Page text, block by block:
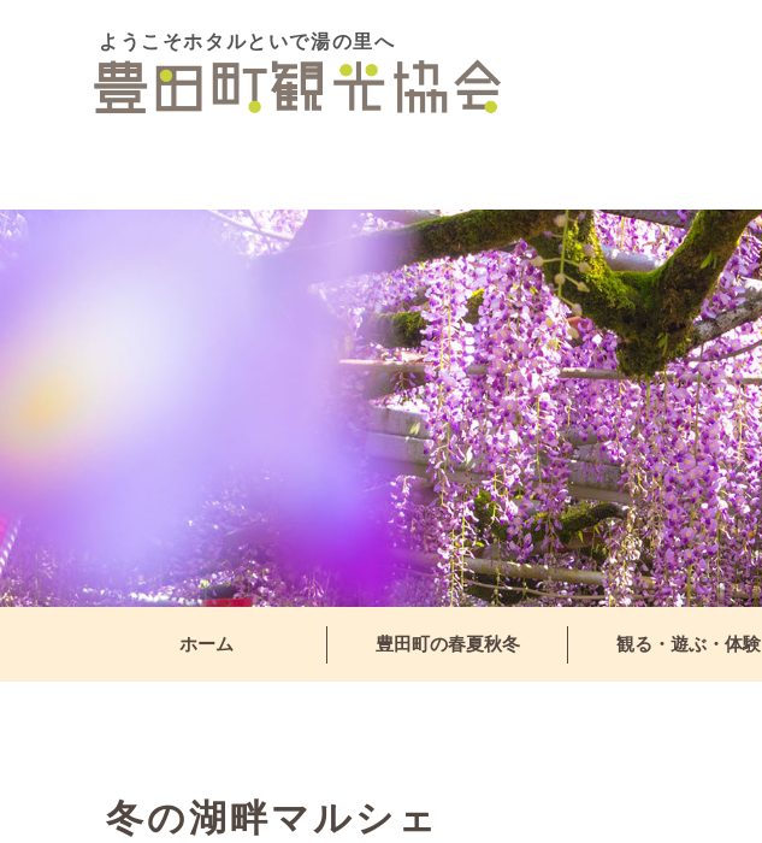
ようこそホタルといで湯の里へ
ホーム 豊田町の春夏秋冬 観る・遊ぶ・体験
冬の湖畔マルシェ